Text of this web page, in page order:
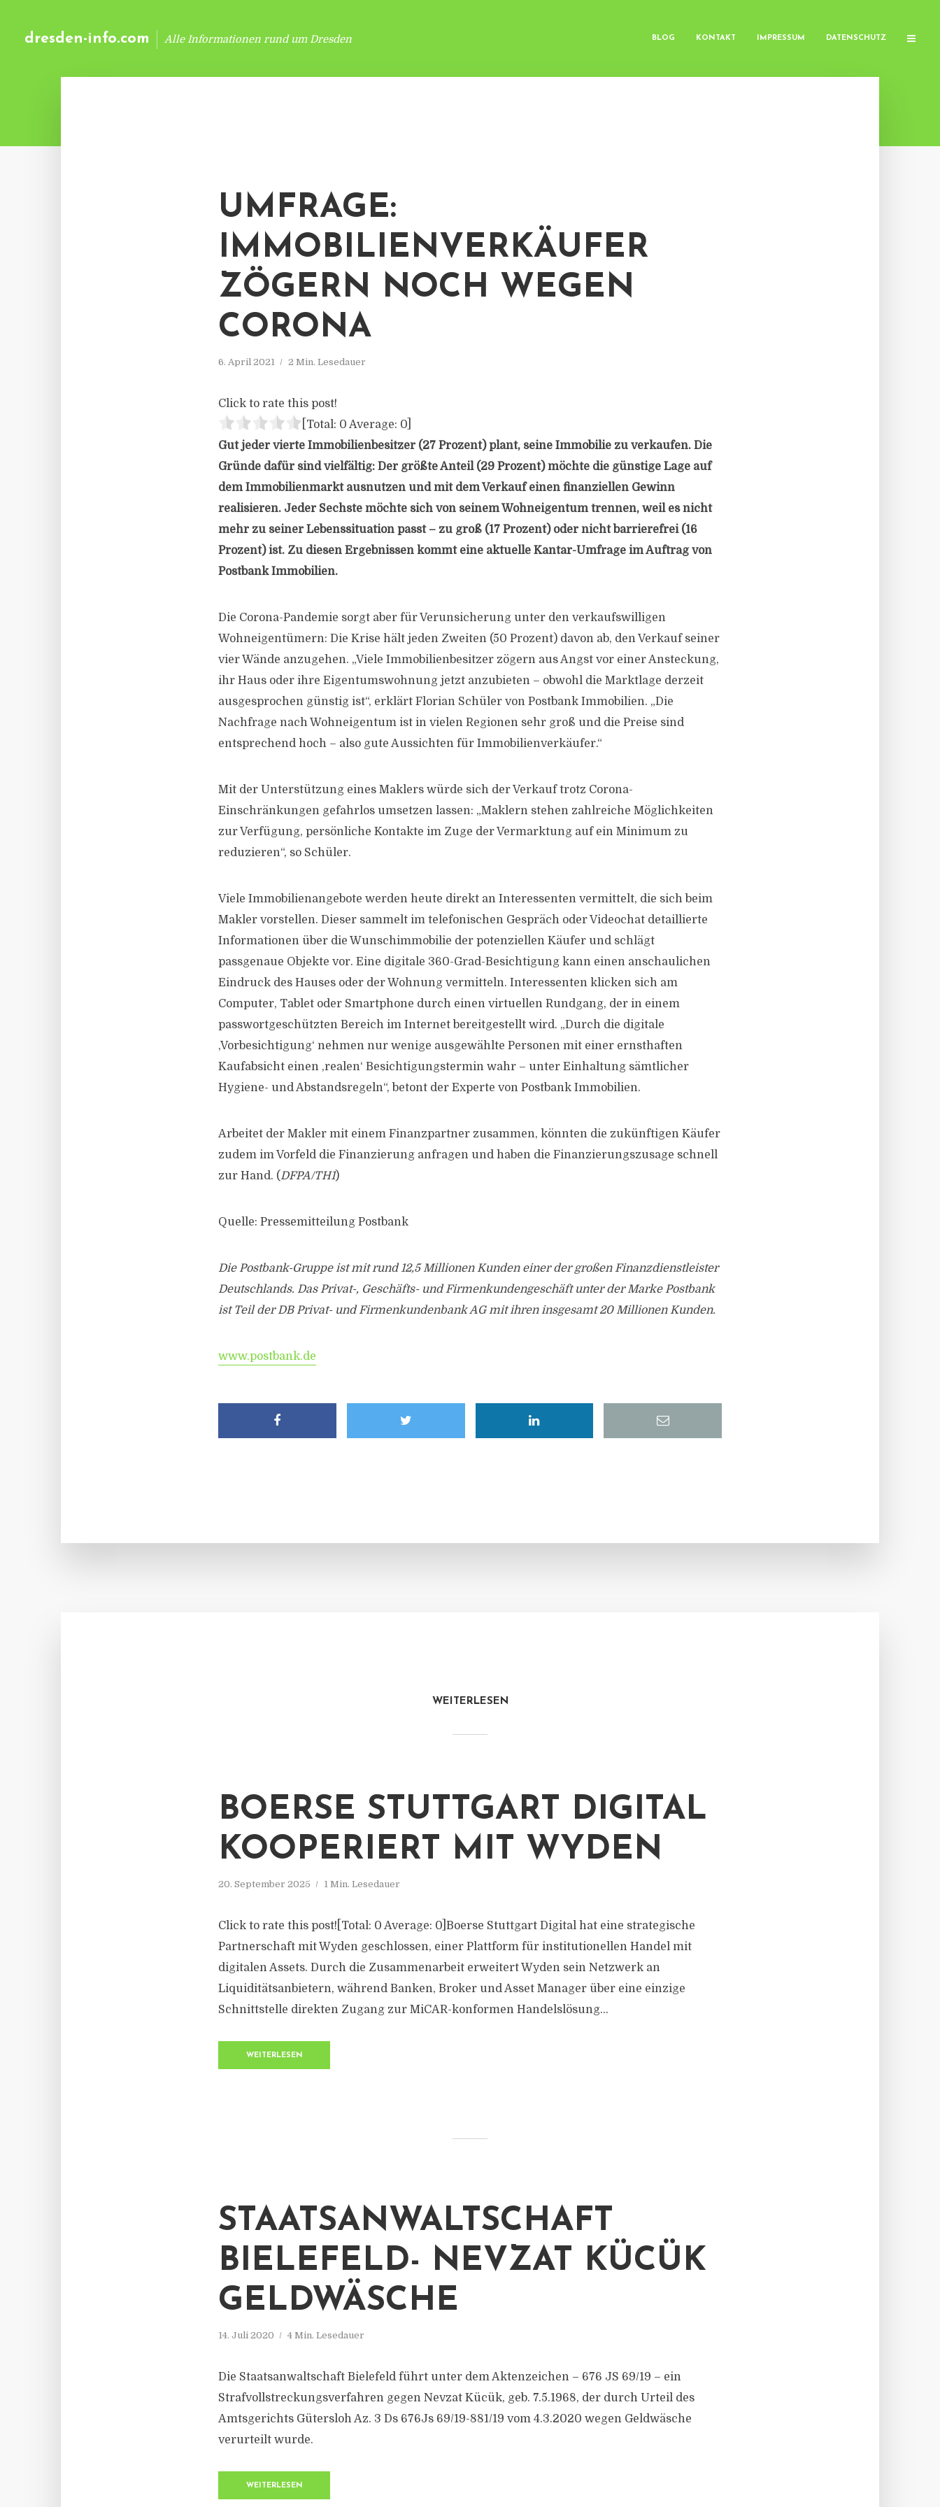
dresden-info.com Alle Informationen rund um Dresden BLOG KONTAKT IMPRESSUM DATENSCHUTZ
UMFRAGE:
IMMOBILIENVERKÄUFER
ZÖGERN NOCH WEGEN
CORONA
6. April 2021 2 Min. Lesedauer
Click to rate this post!
[Total: 0 Average: 0
Gut jeder vierte Immobilienbesitzer (27 Prozent) plant, seine Immobilie zu verkaufen. Die
Gründe dafür sind vielfältig: Der größte Anteil (29 Prozent) möchte die günstige Lage auf
dem Immobilienmarkt ausnutzen und mit dem Verkauf einen finanziellen Gewinn
realisieren. Jeder Sechste möchte sich von seinem Wohneigentum trennen, weil es nicht
mehr zu seiner Lebenssituation passt – zu groß (17 Prozent) oder nicht barrierefrei (16
Prozent) ist. Zu diesen Ergebnissen kommt eine aktuelle Kantar-Umfrage im Auftrag von
Postbank Immobilien.
Die Corona-Pandemie sorgt aber für Verunsicherung unter den verkaufswilligen
Wohneigentümern: Die Krise hält jeden Zweiten (50 Prozent) davon ab, den Verkauf seiner
vier Wände anzugehen. „Viele Immobilienbesitzer zögern aus Angst vor einer Ansteckung,
ihr Haus oder ihre Eigentumswohnung jetzt anzubieten – obwohl die Marktlage derzeit
ausgesprochen günstig ist“, erklärt Florian Schüler von Postbank Immobilien. „Die
Nachfrage nach Wohneigentum ist in vielen Regionen sehr groß und die Preise sind
entsprechend hoch – also gute Aussichten für Immobilienverkäufer.“
Mit der Unterstützung eines Maklers würde sich der Verkauf trotz Corona-
Einschränkungen gefahrlos umsetzen lassen: „Maklern stehen zahlreiche Möglichkeiten
zur Verfügung, persönliche Kontakte im Zuge der Vermarktung auf ein Minimum zu
reduzieren“, so Schüler.
Viele Immobilienangebote werden heute direkt an Interessenten vermittelt, die sich beim
Makler vorstellen. Dieser sammelt im telefonischen Gespräch oder Videochat detaillierte
Informationen über die Wunschimmobilie der potenziellen Käufer und schlägt
passgenaue Objekte vor. Eine digitale 360-Grad-Besichtigung kann einen anschaulichen
Eindruck des Hauses oder der Wohnung vermitteln. Interessenten klicken sich am
Computer, Tablet oder Smartphone durch einen virtuellen Rundgang, der in einem
passwortgeschützten Bereich im Internet bereitgestellt wird. „Durch die digitale
‚Vorbesichtigung‘ nehmen nur wenige ausgewählte Personen mit einer ernsthaften
Kaufabsicht einen ‚realen‘ Besichtigungstermin wahr – unter Einhaltung sämtlicher
Hygiene- und Abstandsregeln“, betont der Experte von Postbank Immobilien.
Arbeitet der Makler mit einem Finanzpartner zusammen, könnten die zukünftigen Käufer
zudem im Vorfeld die Finanzierung anfragen und haben die Finanzierungszusage schnell
zur Hand. (DFPA/TH1)
Quelle: Pressemitteilung Postbank
Die Postbank-Gruppe ist mit rund 12,5 Millionen Kunden einer der großen Finanzdienstleister
Deutschlands. Das Privat-, Geschäfts- und Firmenkundengeschäft unter der Marke Postbank
ist Teil der DB Privat- und Firmenkundenbank AG mit ihren insgesamt 20 Millionen Kunden.
www.postbank.de
WEITERLESEN
BOERSE STUTTGART DIGITAL
KOOPERIERT MIT WYDEN
20. September 2025 1 Min. Lesedauer
Click to rate this post![Total: 0 Average: 0]Boerse Stuttgart Digital hat eine strategische
Partnerschaft mit Wyden geschlossen, einer Plattform für institutionellen Handel mit
digitalen Assets. Durch die Zusammenarbeit erweitert Wyden sein Netzwerk an
Liquiditätsanbietern, während Banken, Broker und Asset Manager über eine einzige
Schnittstelle direkten Zugang zur MiCAR-konformen Handelslösung...
WEITERLESEN
STAATSANWALTSCHAFT
BIELEFELD- NEVZAT KÜCÜK
GELDWÄSCHE
14. Juli 2020 4 Min. Lesedauer
Die Staatsanwaltschaft Bielefeld führt unter dem Aktenzeichen – 676 JS 69/19 – ein
Strafvollstreckungsverfahren gegen Nevzat Kücük, geb. 7.5.1968, der durch Urteil des
Amtsgerichts Gütersloh Az. 3 Ds 676Js 69/19-881/19 vom 4.3.2020 wegen Geldwäsche
verurteilt wurde.
WEITERLESEN